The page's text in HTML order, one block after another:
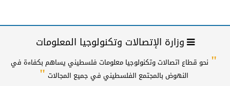
وزارة الإتصالات وتكنولوجيا المعلومات
" نحو قطاع اتصالات وتكنولوجيا معلومات فلسطيني يساهم بكفاءة في
النهوض بالمجتمع الفلسطيني في جميع المجالات"